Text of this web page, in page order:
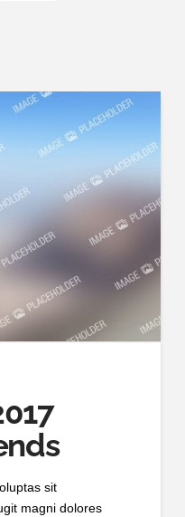
sit
magni dolores